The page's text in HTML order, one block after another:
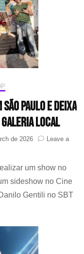
São Paulo e deixa
galeria local
de 2026
Leave a
um show no
sideshow no Cine
Gentili no SBT